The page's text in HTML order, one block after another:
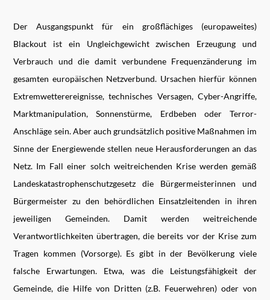
Der Ausgangspunkt für ein großflächiges (europaweites)
Blackout ist ein Ungleichgewicht zwischen Erzeugung und
Verbrauch und die damit verbundene Frequenzänderung im
gesamten europäischen Netzverbund. Ursachen hierfür können
Extremwetterereignisse, technisches Versagen, Cyber-Angriffe,
Marktmanipulation, Sonnenstürme, Erdbeben oder Terror-
Anschläge sein. Aber auch grundsätzlich positive Maßnahmen im
Sinne der Energiewende stellen neue Herausforderungen an das
Netz. Im Fall einer solch weitreichenden Krise werden gemäß
Landeskatastrophenschutzgesetz die Bürgermeisterinnen und
Bürgermeister zu den behördlichen Einsatzleitenden in ihren
jeweiligen Gemeinden. Damit werden weitreichende
Verantwortlichkeiten übertragen, die bereits vor der Krise zum
Tragen kommen (Vorsorge). Es gibt in der Bevölkerung viele
falsche Erwartungen. Etwa, was die Leistungsfähigkeit der
Gemeinde, die Hilfe von Dritten (z.B. Feuerwehren) oder von